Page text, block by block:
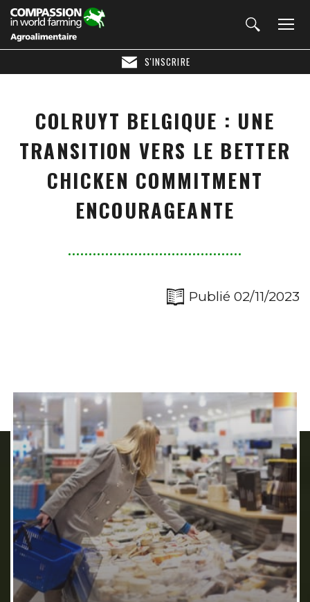
S'INSCRIRE
COLRUYT BELGIQUE : UNE
TRANSITION VERS LE BETTER
CHICKEN COMMITMENT
ENCOURAGEANTE
Publié 02/11/2023